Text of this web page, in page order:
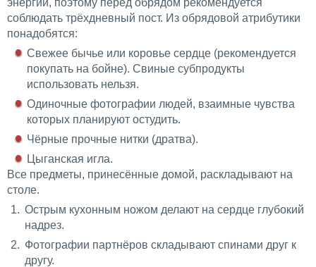
энергии, поэтому перед обрядом рекомендуется
соблюдать трёхдневный пост. Из обрядовой атрибутики
понадобятся:
Свежее бычье или коровье сердце (рекомендуется
покупать на бойне). Свиные субпродукты
использовать нельзя.
Одиночные фотографии людей, взаимные чувства
которых планируют остудить.
Чёрные прочные нитки (дратва).
Цыганская игла.
Все предметы, принесённые домой, раскладывают на
столе.
Острым кухонным ножом делают на сердце глубокий
надрез.
Фотографии партнёров складывают спинами друг к
другу.